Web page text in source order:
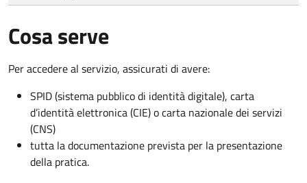
Cosa serve
Per accedere al servizio, assicurati di avere:
SPID (sistema pubblico di identità digitale), carta
d’identità elettronica (CIE) o carta nazionale dei servizi
(CNS)
tutta la documentazione prevista per la presentazione
della pratica.